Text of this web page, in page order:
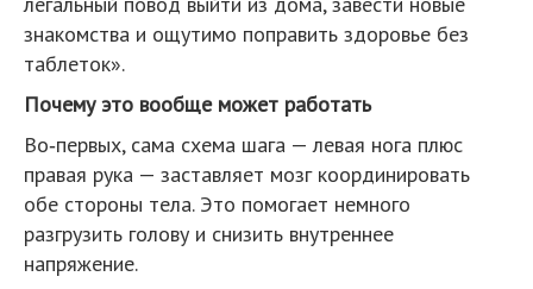
знакомства и ощутимо поправить здоровье без
таблеток».
Почему это вообще может работать
Во‑первых, сама схема шага — левая нога плюс
правая рука — заставляет мозг координировать
обе стороны тела. Это помогает немного
разгрузить голову и снизить внутреннее
напряжение.